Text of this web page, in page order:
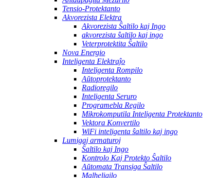
Tensio-Protektanto
Akvorezista Elektra
Akvorezista Ŝaltilo kaj Ingo
akvorezista ŝaltilo kaj ingo
Veterprotektita Ŝaltilo
Nova Energio
Inteligenta Elektraĵo
Inteligenta Rompilo
Aŭtoprotektanto
Radioregilo
Inteligenta Seruro
Programebla Regilo
Mikrokomputila Inteligenta Protektanto
Vektora Konvertilo
WiFi inteligenta ŝaltilo kaj ingo
Lumigaj armaturoj
Ŝaltilo kaj Ingo
Kontrolo Kaj Protekto Ŝaltilo
Aŭtomata Transiga Ŝaltilo
Malheligilo